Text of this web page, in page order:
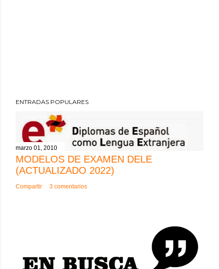
ENTRADAS POPULARES
marzo 01, 2010
MODELOS DE EXAMEN DELE
(ACTUALIZADO 2022)
Compartir 3 comentarios